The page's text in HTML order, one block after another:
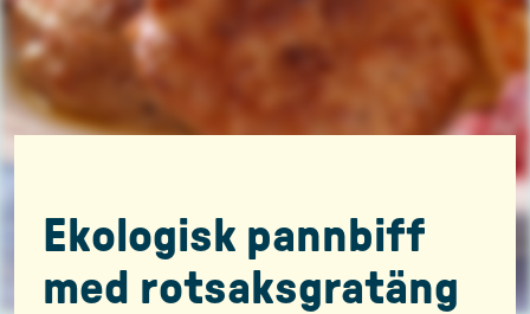
Ekologisk pannbiff
med rotsaksgratäng